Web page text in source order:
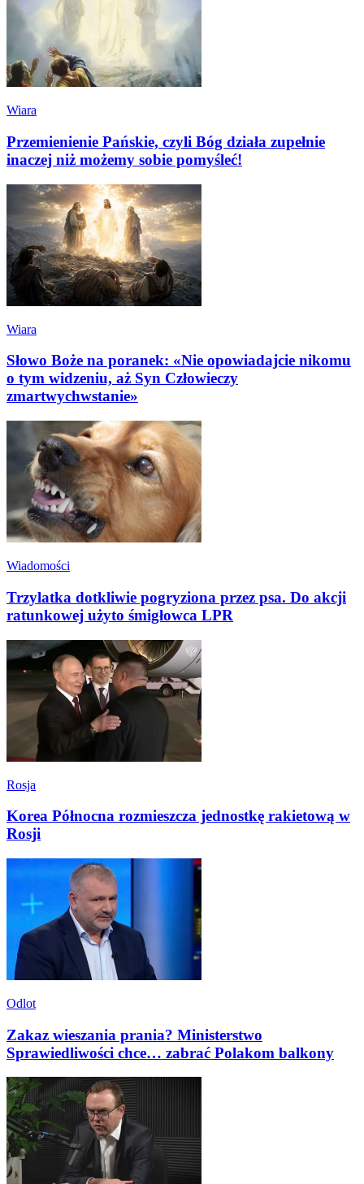
Wiara
Przemienienie Pańskie, czyli Bóg działa zupełnie
inaczej niż możemy sobie pomyśleć!
Wiara
Słowo Boże na poranek: «Nie opowiadajcie nikomu
o tym widzeniu, aż Syn Człowieczy
zmartwychwstanie»
Wiadomości
Trzylatka dotkliwie pogryziona przez psa. Do akcji
ratunkowej użyto śmigłowca LPR
Rosja
Korea Północna rozmieszcza jednostkę rakietową w
Rosji
Odlot
Zakaz wieszania prania? Ministerstwo
Sprawiedliwości chce… zabrać Polakom balkony